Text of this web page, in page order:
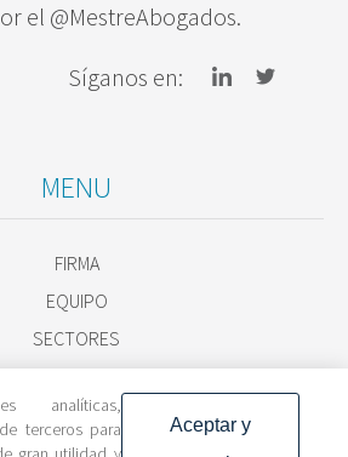
el @MestreAbogados.
Síganos en:
MENU
FIRMA
EQUIPO
SECTORES
NOTICIAS
CONTACTO
EMERGENCIAS
analíticas,
terceros para
Aceptar y